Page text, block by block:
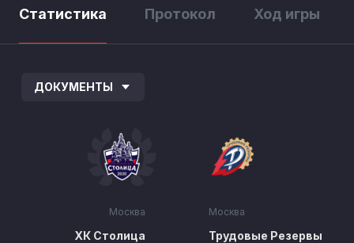
Статистика Протокол Ход игры
ДОКУМЕНТЫ
Москва
ХК Столица
Москва
Трудовые Резервы